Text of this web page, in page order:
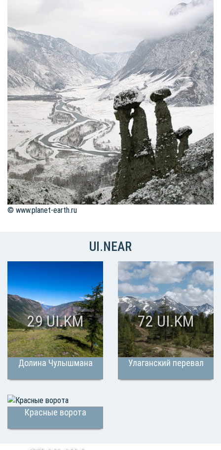
© www.planet-earth.ru
UI.NEAR
Долина Чулышмана
29 UI.KM
Улаганский перевал
72 UI.KM
Красные ворота